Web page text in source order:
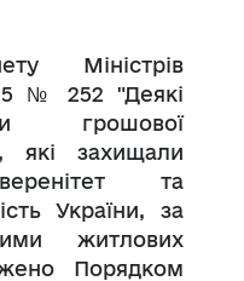
Міністрів
№ 252 "Деякі
грошової
які захищали
та
України, за
житлових
Порядком